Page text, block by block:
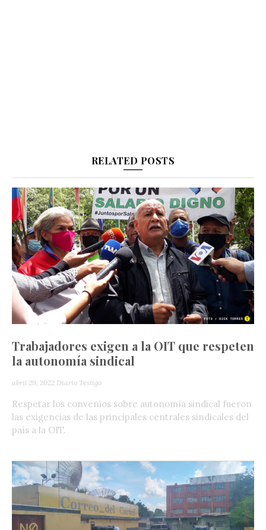
RELATED POSTS
Trabajadores exigen a la OIT que respeten
la autonomía sindical
abril 29, 2022 Diario Testigo
Respetar los convenios sobre autonomía sindical fueron
las exigencias de las principales centrales sindicales del
país a la OIT.